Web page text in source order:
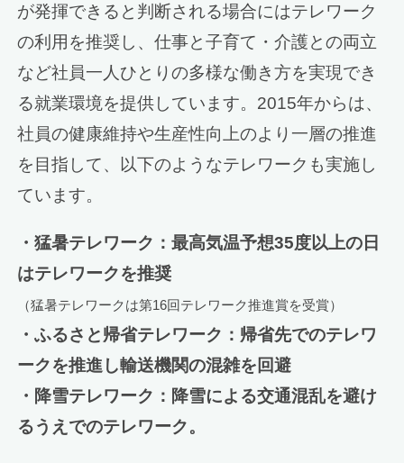
が発揮できると判断される場合にはテレワーク
の利用を推奨し、仕事と子育て・介護との両立
など社員一人ひとりの多様な働き方を実現でき
る就業環境を提供しています。2015年からは、
社員の健康維持や生産性向上のより一層の推進
を目指して、以下のようなテレワークも実施し
ています。
・猛暑テレワーク：最高気温予想35度以上の日
はテレワークを推奨
（猛暑テレワークは第16回テレワーク推進賞を受賞）
・ふるさと帰省テレワーク：帰省先でのテレワ
ークを推進し輸送機関の混雑を回避
・降雪テレワーク：降雪による交通混乱を避け
るうえでのテレワーク。